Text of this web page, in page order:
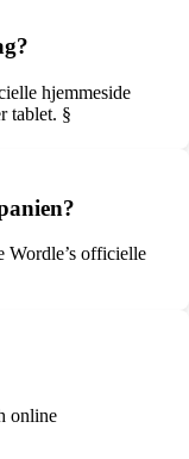
hjemmeside
tablet. §
Wordle’s officielle
online